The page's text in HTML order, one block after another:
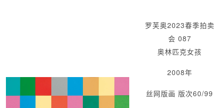
罗芙奥2023春季拍卖
会 087
奥林匹克女孩
2008年
丝网版画 版次60/99